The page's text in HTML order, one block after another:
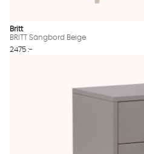
Britt
BRITT Sängbord Beige
2475 :-